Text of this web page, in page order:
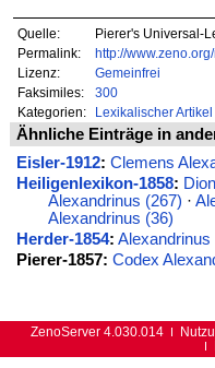
Quelle:
Pierer's Universal-
Permalink:
http://
Lizenz:
Gemeinfrei
Faksimiles:
300
Kategorien:
Lexikalischer Artikel
Ähnliche Einträge in
Eisler-1912: Clemens
Heiligenlexikon-1858:
Alexandrinus (267) ·
Alexandrinus (36)
Herder-1854: Alexandrinus
Pierer-1857: Codex
ZenoServer 4.030.014